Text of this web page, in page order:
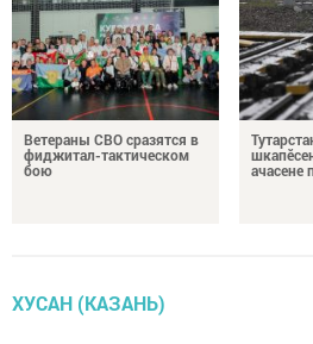
Ветераны СВО сразятся в
фиджитал-тактическом
бою
ачасене
ХУСАН (КАЗАНЬ)